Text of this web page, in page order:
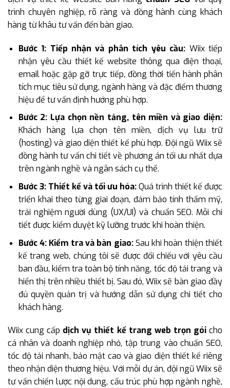
trình chuyên nghiệp, rõ ràng và đồng hành cùng khách
hàng từ khâu tư vấn đến bàn giao.
Bước 1: Tiếp nhận và phân tích yêu cầu: Wiix tiếp
nhận yêu cầu thiết kế website thông qua điện thoại,
email hoặc gặp gỡ trực tiếp, đồng thời tiến hành phân
tích mục tiêu sử dụng, ngành hàng và đặc điểm thương
hiệu để tư vấn định hướng phù hợp.
Bước 2: Lựa chọn nền tảng, tên miền và giao diện:
Khách hàng lựa chọn tên miền, dịch vụ lưu trữ
(hosting) và giao diện thiết kế phù hợp. Đội ngũ Wiix sẽ
đồng hành tư vấn chi tiết về phương án tối ưu nhất dựa
trên ngành nghề và ngân sách cụ thể.
Bước 3: Thiết kế và tối ưu hóa:Quá trình thiết kế được
triển khai theo từng giai đoạn, đảm bảo tính thẩm mỹ,
trải nghiệm người dùng (UX/UI) và chuẩn SEO. Mỗi chi
tiết được kiểm duyệt kỹ lưỡng trước khi hoàn thiện.
Bước 4: Kiểm tra và bàn giao:Sau khi hoàn thiện thiết
kế trang web, chúng tôi sẽ được đối chiếu với yêu cầu
ban đầu, kiểm tra toàn bộ tính năng, tốc độ tải trang và
hiển thị trên nhiều thiết bị. Sau đó, Wiix sẽ bàn giao đầy
đủ quyền quản trị và hướng dẫn sử dụng chi tiết cho
khách hàng.
Wiix cung cấp dịch vụ thiết kế trang web trọn góicho
cá nhân và doanh nghiệp nhỏ, tập trung vào chuẩn SEO,
tốc độ tải nhanh, bảo mật cao và giao diện thiết kế riêng
theo nhận diện thương hiệu. Với mỗi dự án, đội ngũ Wiix sẽ
tư vấn chiến lược nội dung, cấu trúc phù hợp ngành nghề,